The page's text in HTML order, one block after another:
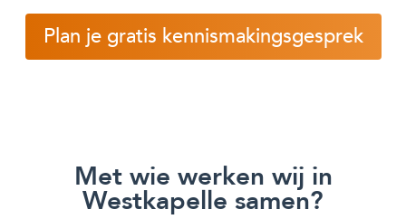
Plan je gratis kennismakingsgesprek
Met wie werken wij in
Westkapelle samen?